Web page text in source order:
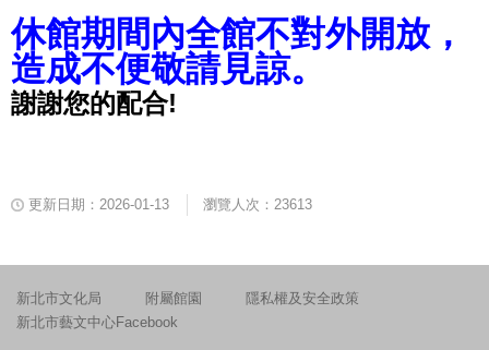
休館期間內全館不對外開放，
造成不便敬請見諒。
謝謝您的配合!
更新日期：2026-01-13 瀏覽人次：23613
新北市文化局 附屬館園
隱私權及安全政策
新北市藝文中心Facebook